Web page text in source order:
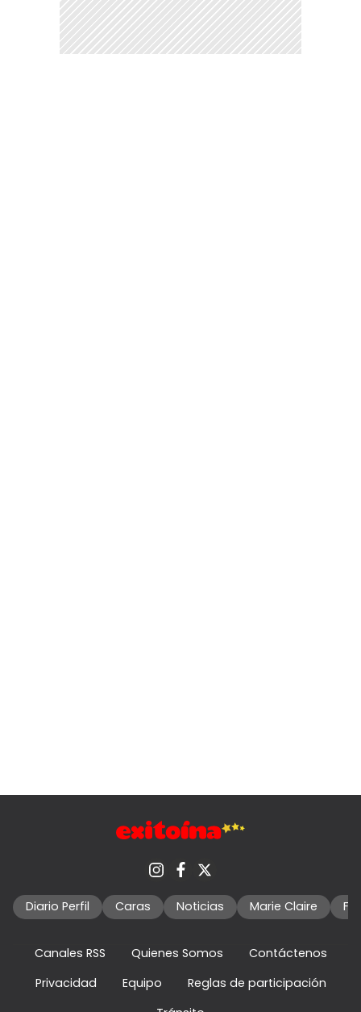
Diario Perfil Caras Noticias Marie Claire
Canales RSS Quienes Somos
Contáctenos
Privacidad
Equipo
Reglas de participación